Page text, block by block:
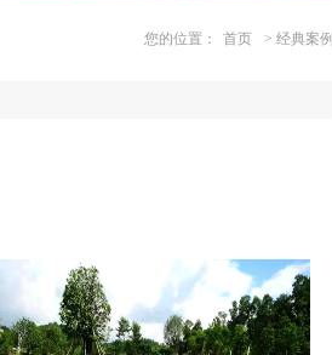
您的位置： 首页 > 经典案例